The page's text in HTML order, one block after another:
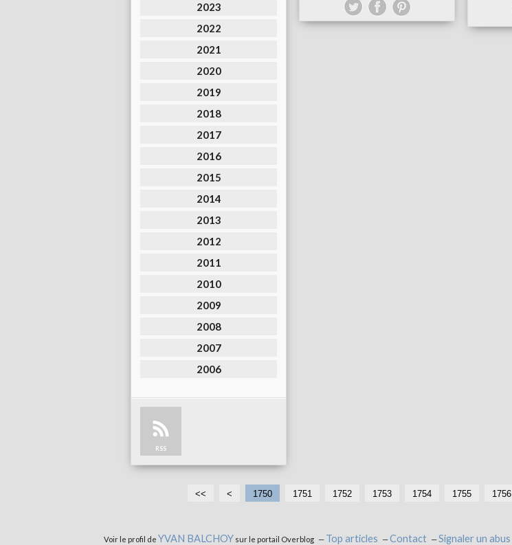
2023
2022
2021
2020
2019
2018
2017
2016
2015
2014
2013
2012
2011
2010
2009
2008
2007
2006
RSS
<< <
1
1
1
1
1
1750 1751 1752 1753 1754 1755 1756
Voir le profil de YVAN BALCHOY sur le portail Overblog Top articles Contact Signaler un abus